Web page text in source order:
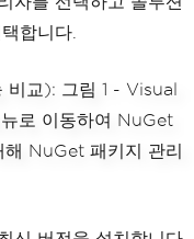
합니다.